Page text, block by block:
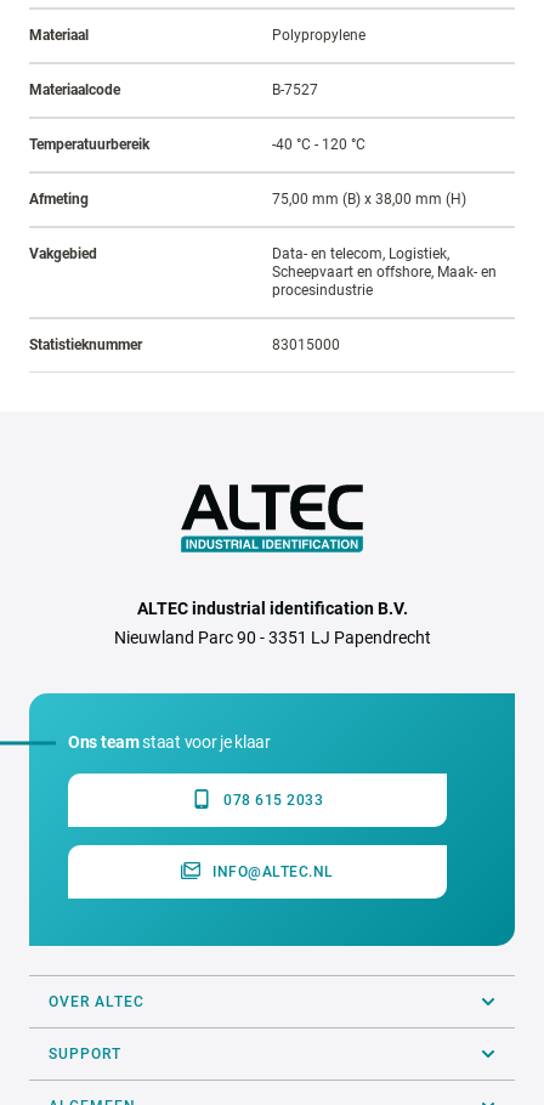
Materiaal Polypropylene
Materiaalcode B-7527
Temperatuurbereik -40 °C - 120 °C
Afmeting 75,00 mm (B) x 38,00 mm (H)
Vakgebied
Data- en telecom, Logistiek,
Scheepvaart en offshore, Maak- en
procesindustrie
Statistieknummer 83015000
ALTEC industrial identification B.V.
Nieuwland Parc 90 - 3351 LJ Papendrecht
Ons teamstaat voor je klaar
078 615 2033
INFO@ALTEC.NL
OVER ALTEC
SUPPORT